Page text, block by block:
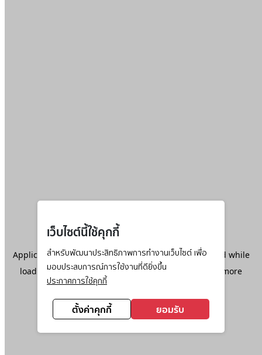
เว็บไซต์นี้ใช้คุกกี้
สำหรับพัฒนาประสิทธิภาพการทำงานเว็บไซต์ เพื่อ
มอบประสบการณ์การใช้งานที่ดียิ่งขึ้น
ประกาศการใช้คุกกี้
ตั้งค่าคุกกี้ ยอมรับ
Application error: aclient-side exception has occurred while
loadingwww.ktc.co.th(see the browser console
for more
information).